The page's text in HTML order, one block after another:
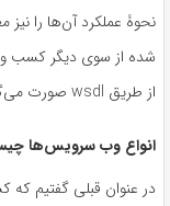
نحوۀ عملکرد‌‌ آن‌ها را
شده از سوی دیگر کسب و
از طریق wsdl صورت می‌گیرد.
انواع وب سرویس‌ها